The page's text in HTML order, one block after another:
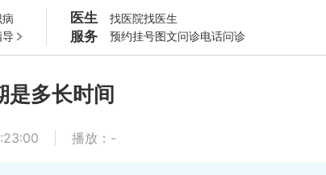
医生
服务
找医院找医生
预约挂号图文问诊电话问诊
是多长时间
播放 ： -